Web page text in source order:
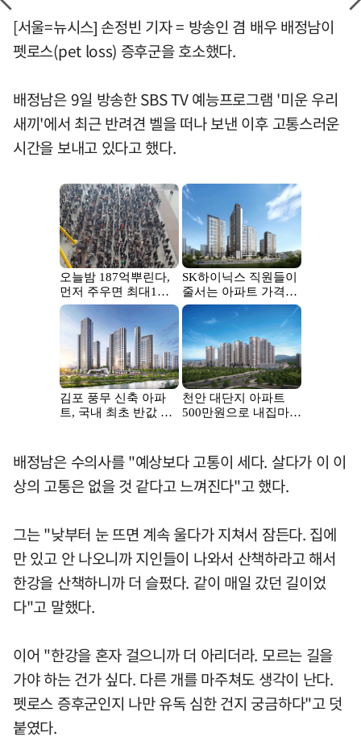
[서울=뉴시스] 손정빈 기자 = 방송인 겸 배우 배정남이
펫로스(pet loss) 증후군을 호소했다.
배정남은 9일 방송한 SBS TV 예능프로그램 '미운 우리
새끼'에서 최근 반려견 벨을 떠나 보낸 이후 고통스러운
시간을 보내고 있다고 했다.
배정남은 수의사를 "예상보다 고통이 세다. 살다가 이 이
상의 고통은 없을 것 같다고 느껴진다"고 했다.
그는 "낮부터 눈 뜨면 계속 울다가 지쳐서 잠든다. 집에
만 있고 안 나오니까 지인들이 나와서 산책하라고 해서
한강을 산책하니까 더 슬펐다. 같이 매일 갔던 길이었
다"고 말했다.
이어 "한강을 혼자 걸으니까 더 아리더라. 모르는 길을
가야 하는 건가 싶다. 다른 개를 마주쳐도 생각이 난다.
펫로스 증후군인지 나만 유독 심한 건지 궁금하다"고 덧
붙였다.